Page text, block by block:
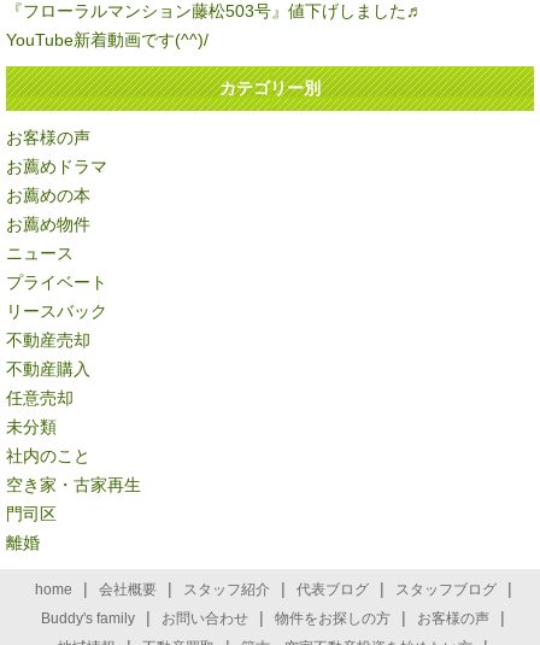
『フローラルマンション藤松503号』値下げしました♬
YouTube新着動画です(^^)/
カテゴリー別
お客様の声
お薦めドラマ
お薦めの本
お薦め物件
ニュース
プライベート
リースバック
不動産売却
不動産購入
任意売却
未分類
社内のこと
空き家・古家再生
門司区
離婚
home | 会社概要 | スタッフ紹介 | 代表ブログ | スタッフブログ |
Buddy's family | お問い合わせ | 物件をお探しの方 | お客様の声 |